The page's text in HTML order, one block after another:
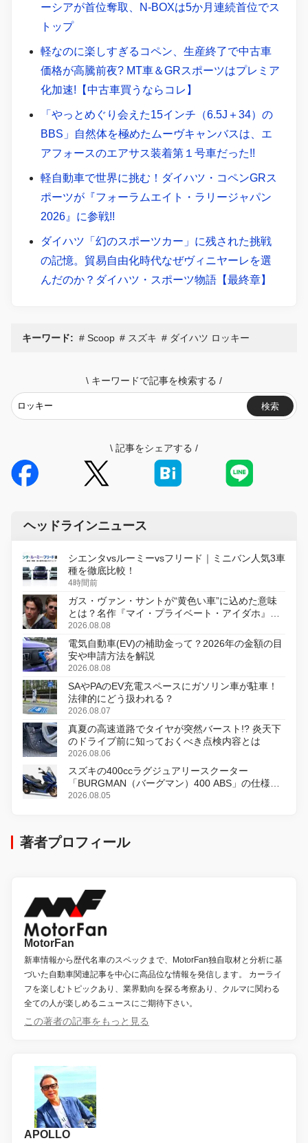
ーシアが首位奪取、N-BOXは5か月連続首位でス
トップ
軽なのに楽しすぎるコペン、生産終了で中古車
価格が高騰前夜? MT車＆GRスポーツはプレミア
化加速!【中古車買うならコレ】
「やっとめぐり会えた15インチ（6.5J＋34）の
BBS」自然体を極めたムーヴキャンバスは、エ
アフォースのエアサス装着第１号車だった!!
軽自動車で世界に挑む！ダイハツ・コペンGRス
ポーツが『フォーラムエイト・ラリージャパン
2026』に参戦!!
ダイハツ「幻のスポーツカー」に残された挑戦
の記憶。貿易自由化時代なぜヴィニヤーレを選
んだのか？ダイハツ・スポーツ物語【最終章】
キーワード: Scoop スズキ ダイハツ ロッキー
\ キーワードで記事を検索する /
検索
\ 記事をシェアする /
ヘッドラインニュース
シエンタvsルーミーvsフリード｜ミニバン人気3車
種を徹底比較！
4時間前
ガス・ヴァン・サントが“黄色い車”に込めた意味
とは？名作『マイ・プライベート・アイダホ』が
初のデジタルリマスター版で復活
2026.08.08
電気自動車(EV)の補助金って？2026年の金額の目
安や申請方法を解説
2026.08.08
SAやPAのEV充電スペースにガソリン車が駐車！
法律的にどう扱われる？
2026.08.07
真夏の高速道路でタイヤが突然バースト!? 炎天下
のドライブ前に知っておくべき点検内容とは
2026.08.06
スズキの400ccラグジュアリースクーター
「BURGMAN（バーグマン）400 ABS」の仕様を
変更し、8月18日に発売
2026.08.05
著者プロフィール
MotorFan
新車情報から歴代名車のスペックまで、MotorFan独自取材と分析に基
づいた自動車関連記事を中心に高品位な情報を発信します。 カーライ
フを楽しむトピックあり、業界動向を探る考察あり、クルマに関わる
全ての人が楽しめるニュースにご期待下さい。
この著者の記事をもっと見る
APOLLO